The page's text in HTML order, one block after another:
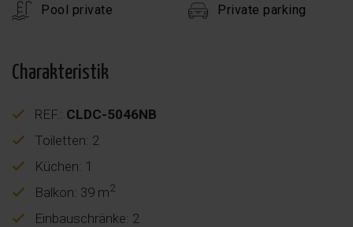
Pool private Private parking
Charakteristik
REF.: CLDC-5046NB
Toiletten: 2
Küchen: 1
Balkon: 39 m2
Einbauschränke: 2